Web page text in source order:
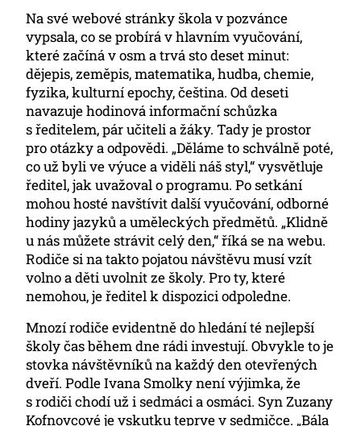
Na své webové stránky škola v pozvánce
vypsala, co se probírá v hlavním vyučování,
které začíná v osm a trvá sto deset minut:
dějepis, zeměpis, matematika, hudba, chemie,
fyzika, kulturní epochy, čeština. Od deseti
navazuje hodinová informační schůzka
s ředitelem, pár učiteli a žáky. Tady je prostor
pro otázky a odpovědi. „Děláme to schválně poté,
co už byli ve výuce a viděli náš styl,“ vysvětluje
ředitel, jak uvažoval o programu. Po setkání
mohou hosté navštívit další vyučování, odborné
hodiny jazyků a uměleckých předmětů. „Klidně
u nás můžete strávit celý den,“ říká se na webu.
Rodiče si na takto pojatou návštěvu musí vzít
volno a děti uvolnit ze školy. Pro ty, které
nemohou, je ředitel k dispozici odpoledne.
Mnozí rodiče evidentně do hledání té nejlepší
školy čas během dne rádi investují. Obvykle to je
stovka návštěvníků na každý den otevřených
dveří. Podle Ivana Smolky není výjimka, že
s rodiči chodí už i sedmáci a osmáci. Syn Zuzany
Kofnovcové je vskutku teprve v sedmičce. „Bála